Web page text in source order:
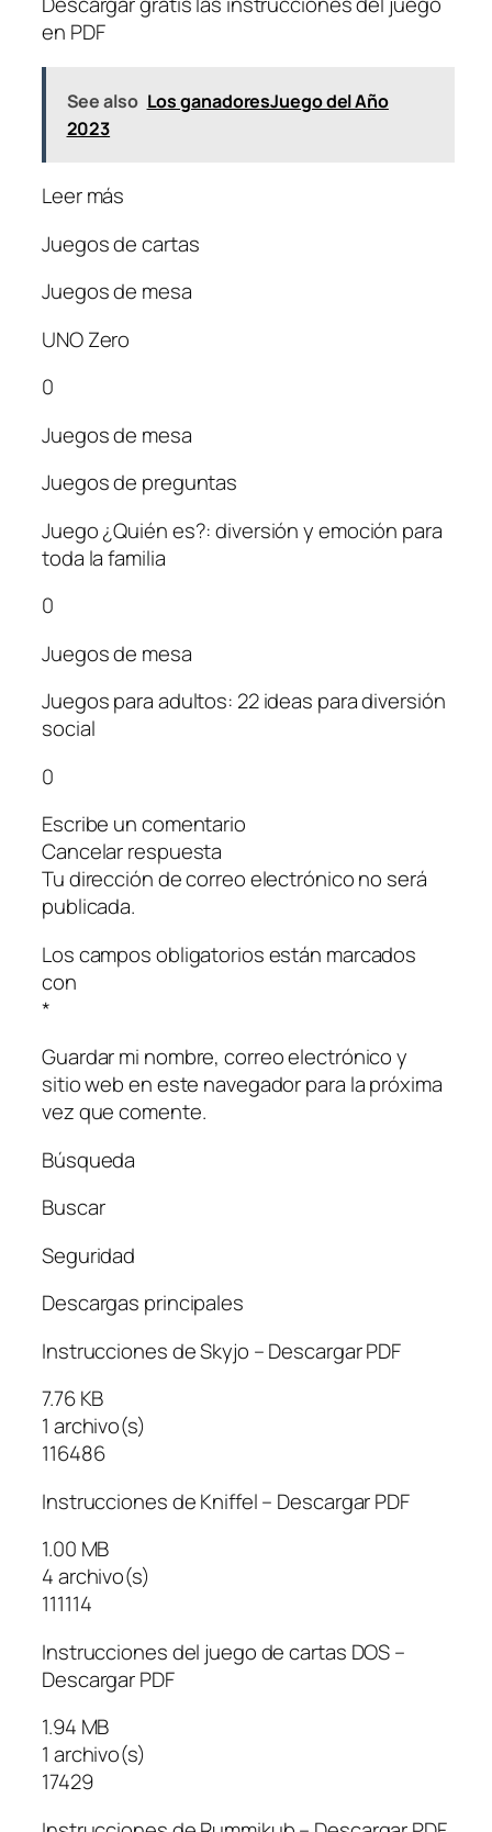
en PDF
See also Los ganadoresJuego del Año
2023
Leer más
Juegos de cartas
Juegos de mesa
UNO Zero
0
Juegos de mesa
Juegos de preguntas
Juego ¿Quién es?: diversión y emoción para
toda la familia
0
Juegos de mesa
Juegos para adultos: 22 ideas para diversión
social
0
Escribe un comentario
Cancelar respuesta
Tu dirección de correo electrónico no será
publicada.
Los campos obligatorios están marcados
con
*
Guardar mi nombre, correo electrónico y
sitio web en este navegador para la próxima
vez que comente.
Búsqueda
Buscar
Seguridad
Descargas principales
Instrucciones de Skyjo – Descargar PDF
7.76 KB
1 archivo(s)
116486
Instrucciones de Kniffel – Descargar PDF
1.00 MB
4 archivo(s)
111114
Instrucciones del juego de cartas DOS –
Descargar PDF
1.94 MB
1 archivo(s)
17429